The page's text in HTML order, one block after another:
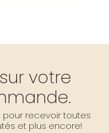
votre
recevoir toutes
et plus encore!